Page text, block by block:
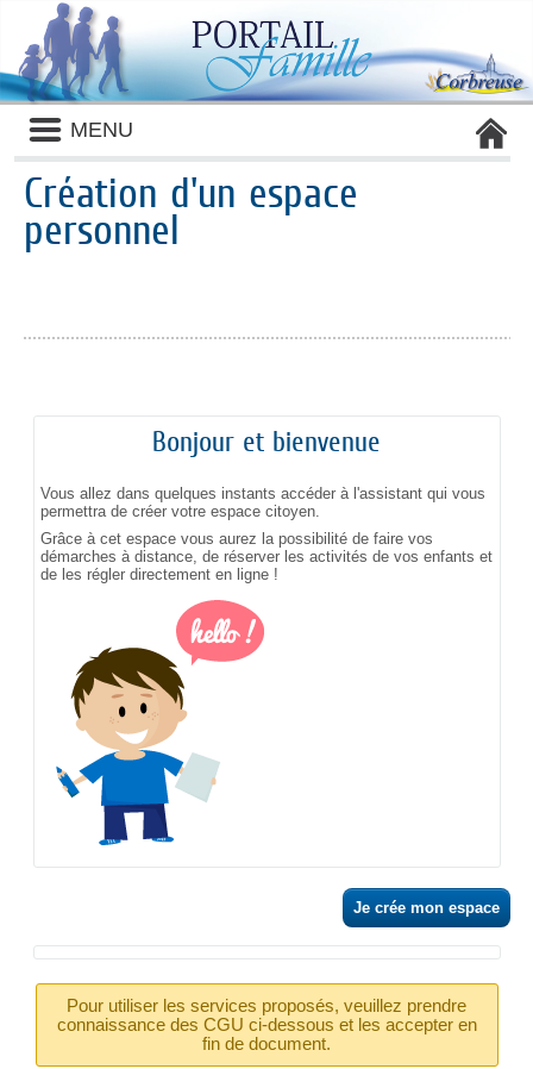
Liste
des
avertissements
MENU
Création d'un espace
personnel
Bonjour et bienvenue
Vous allez dans quelques instants accéder à l'assistant qui vous
permettra de créer votre espace citoyen.
Grâce à cet espace vous aurez la possibilité de faire vos
démarches à distance, de réserver les activités de vos enfants et
de les régler directement en ligne !
Je crée mon espace
Pour utiliser les services proposés, veuillez prendre
connaissance des CGU ci-dessous et les accepter en
fin de document.